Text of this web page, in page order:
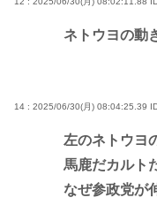
ネトウヨの動
14 : 2025/06/30(月) 08:04:25.39
左のネトウヨ
馬鹿だカルト
なぜ参政党が